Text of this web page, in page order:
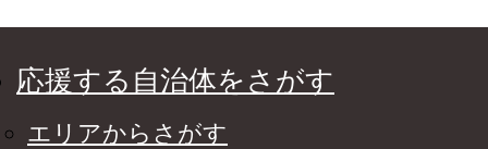
応援する自治体をさがす
エリアからさがす